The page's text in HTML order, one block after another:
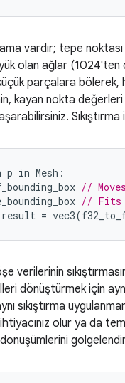
vardır; tepe
olan ağlar (1024'ten
parçalara bölerek,
kayan nokta
p in Mesh :
//
// Fits
result = vec3(
verilerinin
dönüştürmek için
sıkıştırma
olur ya da